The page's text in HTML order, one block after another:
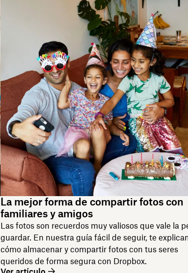
La mejor forma de compartir fotos con
familiares y amigos
Las fotos son recuerdos muy valiosos que vale la
guardar. En nuestra guía fácil de seguir, te
cómo almacenar y compartir fotos con tus seres
queridos de forma segura con Dropbox.